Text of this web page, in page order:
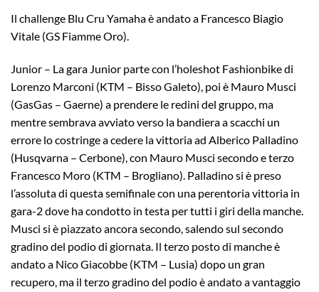
Il challenge Blu Cru Yamaha è andato a Francesco Biagio
Vitale (GS Fiamme Oro).
Junior – La gara Junior parte con l’holeshot Fashionbike di
Lorenzo Marconi (KTM – Bisso Galeto), poi è Mauro Musci
(GasGas – Gaerne) a prendere le redini del gruppo, ma
mentre sembrava avviato verso la bandiera a scacchi un
errore lo costringe a cedere la vittoria ad Alberico Palladino
(Husqvarna – Cerbone), con Mauro Musci secondo e terzo
Francesco Moro (KTM – Brogliano). Palladino si è preso
l’assoluta di questa semifinale con una perentoria vittoria in
gara-2 dove ha condotto in testa per tutti i giri della manche.
Musci si è piazzato ancora secondo, salendo sul secondo
gradino del podio di giornata. Il terzo posto di manche è
andato a Nico Giacobbe (KTM – Lusia) dopo un gran
recupero, ma il terzo gradino del podio è andato a vantaggio